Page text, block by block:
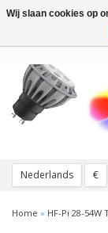
Nederlands €
Toggle
Home » HF-Pi 28-54W
Wij slaan cookies op